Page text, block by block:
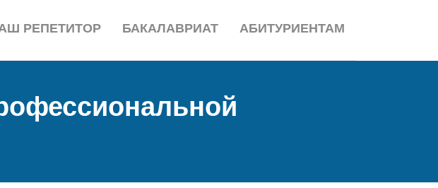
АБИТУРИЕНТАМ
БАКАЛАВРИАТ
РЕПЕТИТОР